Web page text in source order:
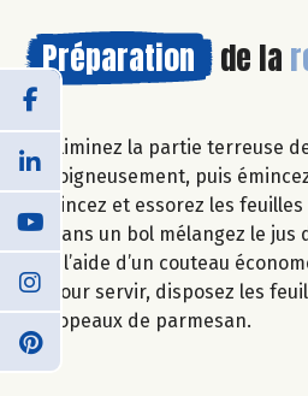
Préparation de la
Eliminez la partie terreuse
soigneusement, puis
Rincez et essorez les
Dans un bol mélangez le
A l’aide d’un couteau
Pour servir, disposez les
copeaux de parmesan.